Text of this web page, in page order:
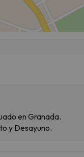
en Granada.
y Desayuno.